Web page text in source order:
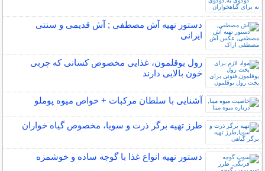
دستور تهیه آش مصطفی ; آش قدیمی و سنتی
ایرانی
رول بوقلمون، غذایی مخصوص کسانی که چربی
خون بالایی دارند
آشنایی با سلطان مرکبات + خواص میوه پوملو
طرز تهیه برگر ذرت و سویا، مخصوص گیاه خواران
دستور تهیه انواع غذا با گوجه ساده و خوشمزه